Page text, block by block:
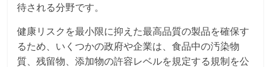
待される分野です。
健康リスクを最小限に抑えた最高品質の製品を確保す
るため、いくつかの政府や企業は、食品中の汚染物
質、残留物、添加物の許容レベルを規定する規制を公